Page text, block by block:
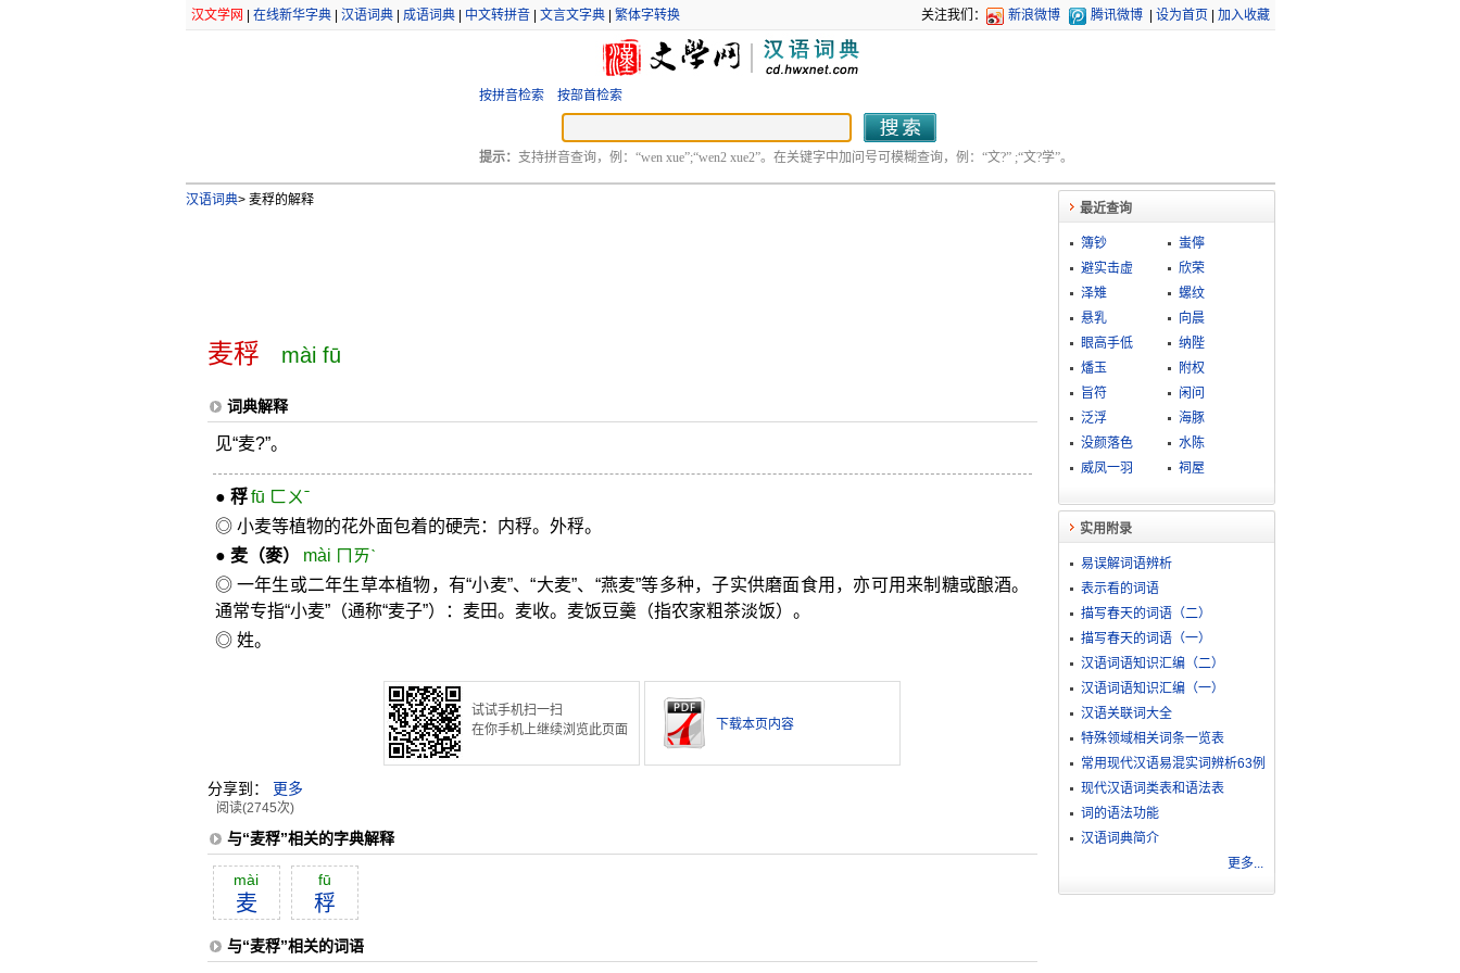
汉文学网 在线新华字典| 汉语词典| 成语词典| 中文转拼音| 文言文字典| 繁体字转换 关注我们： 新浪微博 腾讯微博 设为首页 加入收藏
按拼音检索 按部首检索
提示： 支持拼音查询，例：“wen xue”;“wen2 xue2”。在关键字中加问号可模糊查询，例：“文?” ;“文?学”。
汉语词典>麦稃的解释
麦稃 mài fū
词典解释
见“麦?”。
● 稃 fū ㄈㄨˉ
◎ 小麦等植物的花外面包着的硬壳：内稃。外稃。
● 麦（麥）
mài ㄇㄞˋ
◎ 一年生或二年生草本植物，有“小麦”、“大麦”、“燕麦”等多种，子实供磨面食用，亦可用来制糖或酿酒。
通常专指“小麦”（通称“麦子”）：麦田。麦收。麦饭豆羹（指农家粗茶淡饭）。
◎ 姓。
试试手机扫一扫
在你手机上继续浏览此页面
下载本页内容
分享到： 更多
阅读(2745次)
与“麦稃”相关的字典解释
mài
麦
fū
稃
与“麦稃”相关的词语
最近查询
簿钞
蚩儜
避实击虚
欣荣
泽雉
螺纹
悬乳
向晨
眼高手低
纳陛
燔玉
附权
旨符
闲问
泛浮
海豚
没颜落色
水陈
威凤一羽
祠屋
实用附录
易误解词语辨析
表示看的词语
描写春天的词语（二）
描写春天的词语（一）
汉语词语知识汇编（二）
汉语词语知识汇编（一）
汉语关联词大全
特殊领域相关词条一览表
常用现代汉语易混实词辨析63例
现代汉语词类表和语法表
词的语法功能
汉语词典简介
更多...